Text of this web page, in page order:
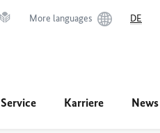
More languages DE
Service Karriere News